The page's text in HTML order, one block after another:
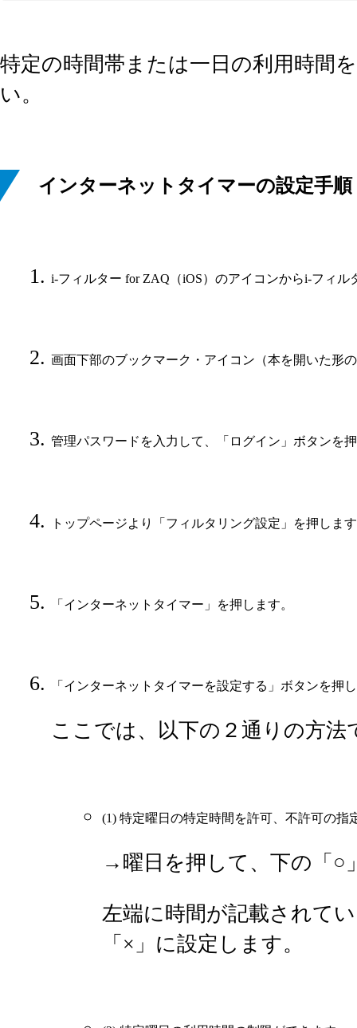
特定の時間帯または一日の利用時間
い。
インターネットタイマーの設定手順
i-フィルター for ZAQ（iOS）のアイコンからi-フィル
画面下部のブックマーク・アイコン（本を開いた形
管理パスワードを入力して、「ログイン」ボタンを
トップページより「フィルタリング設定」を押しま
「インターネットタイマー」を押します。
「インターネットタイマーを設定する」ボタンを押
ここでは、以下の２通りの方
(1) 特定曜日の特定時間を許可、不許可の指
→曜日を押して、下の「○
左端に時間が記載されて
「×」に設定します。